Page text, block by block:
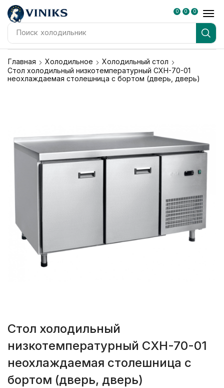
Поиск холодильник
0 0 0
Главная Холодильное
Холодильный стол
Стол холодильный низкотемпературный СХН-70-01
неохлаждаемая столешница с бортом (дверь, дверь)
Стол холодильный
низкотемпературный СХН-70-01
неохлаждаемая столешница с
бортом (дверь, дверь)